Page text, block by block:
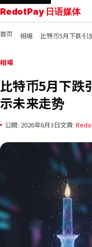
RedotPay 日语媒体
RedotPay指南
学习
联系我们
首页 相場 比特币5月下跌引
相場
比特币5月下跌
示未来走势
公開: 2026年6月3日文責: